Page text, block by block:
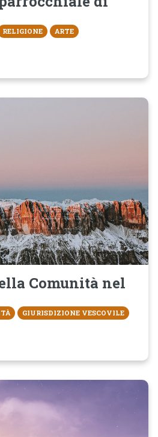
RELIGIONE ARTE
Comunità nel
GIURISDIZIONE VESCOVILE